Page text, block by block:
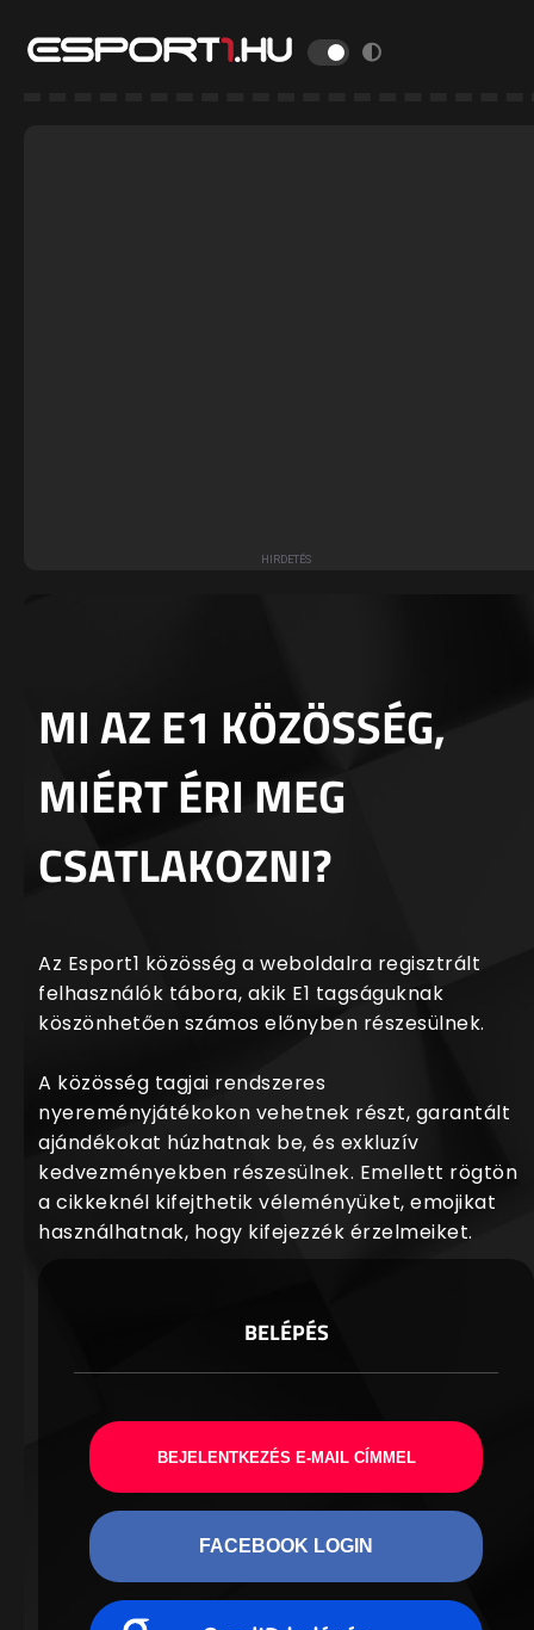
MI AZ E1 KÖZÖSSÉG,
MIÉRT ÉRI MEG
CSATLAKOZNI?
Az Esport1 közösség a weboldalra regisztrált
felhasználók tábora, akik E1 tagságuknak
köszönhetően számos előnyben részesülnek.
A közösség tagjai rendszeres
nyereményjátékokon vehetnek részt, garantált
ajándékokat húzhatnak be, és exkluzív
kedvezményekben részesülnek. Emellett rögtön
a cikkeknél kifejthetik véleményüket, emojikat
használhatnak, hogy kifejezzék érzelmeiket.
BELÉPÉS
BEJELENTKEZÉS E-MAIL CÍMMEL
FACEBOOK LOGIN